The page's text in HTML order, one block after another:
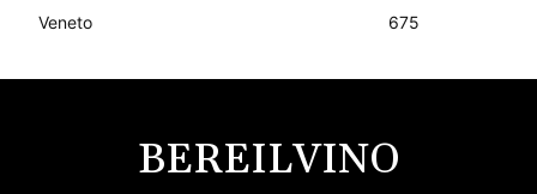
Veneto
675
BEREILVINO